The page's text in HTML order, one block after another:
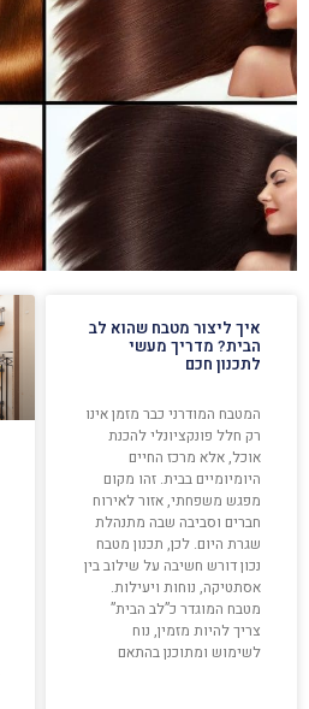
איך ליצור מטבח שהוא לב
הבית? מדריך מעשי
לתכנון חכם
המטבח המודרני כבר מזמן אינו
רק חלל פונקציונלי להכנת
אוכל, אלא מרכז החיים
היומיומיים בבית. זהו מקום
מפגש משפחתי, אזור לאירוח
חברים וסביבה שבה מתנהלת
שגרת היום. לכן, תכנון מטבח
נכון דורש חשיבה על שילוב בין
אסתטיקה, נוחות ויעילות.
מטבח המוגדר כ”לב הבית”
צריך להיות מזמין, נוח
לשימוש ומתוכנן בהתאם